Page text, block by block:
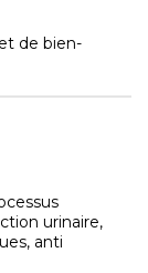
de bien-
urinaire,
anti